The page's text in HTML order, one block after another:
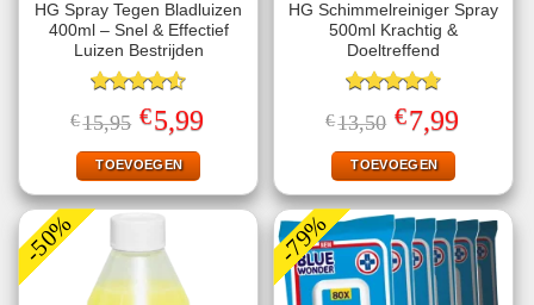
HG Spray Tegen Bladluizen
400ml – Snel & Effectief
Luizen Bestrijden
Gewaardeerd
4.56uit 5
€15,95 Oorspronkelijke
prijs
was:
€15,95.
€5,99Huidige
prijs
TOEVOEGEN
HG Schimmelreiniger Spray
500ml Krachtig &
Doeltreffend
Gewaardeerd
4.75uit 5
€13,50 Oorspronkelijke
prijs
was:
€13,50.
€7,99Huidige
prijs
TOEVOEGEN
-50% -79%